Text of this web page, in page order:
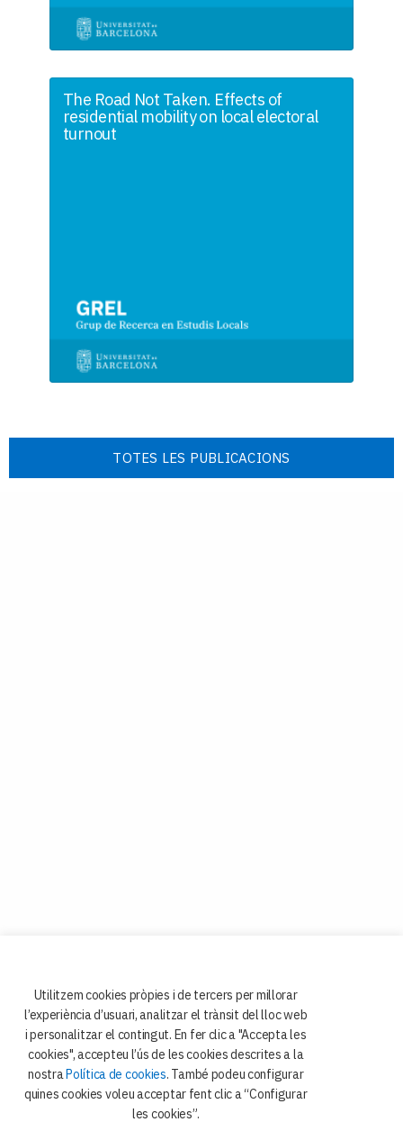
The Road Not Taken. Effects of
residential mobility on local electoral
turnout
TOTES LES PUBLICACIONS
Utilitzem cookies pròpies i de tercers per millorar
l’experiència d’usuari, analitzar el trànsit del lloc web
i personalitzar el contingut. En fer clic a "Accepta les
cookies", accepteu l’ús de les cookies descrites a la
nostraPolítica de cookies. També podeu configurar
quines cookies voleu acceptar fent clic a “Configurar
les cookies”.